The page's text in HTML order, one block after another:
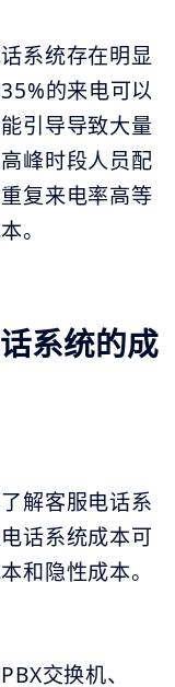
系统存在明显
的来电可以
引导导致大量
峰时段人员配
复来电率高等
。
系统的成
解客服电话系
话系统成本可
和隐性成本。
交换机、